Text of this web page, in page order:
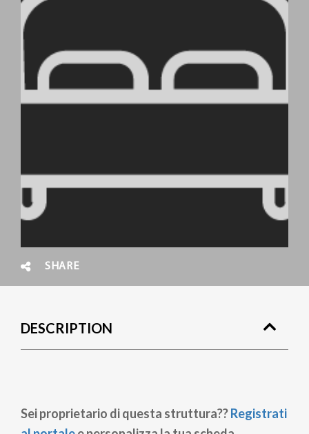
SHARE
DESCRIPTION
Sei proprietario di questa struttura??Registrati